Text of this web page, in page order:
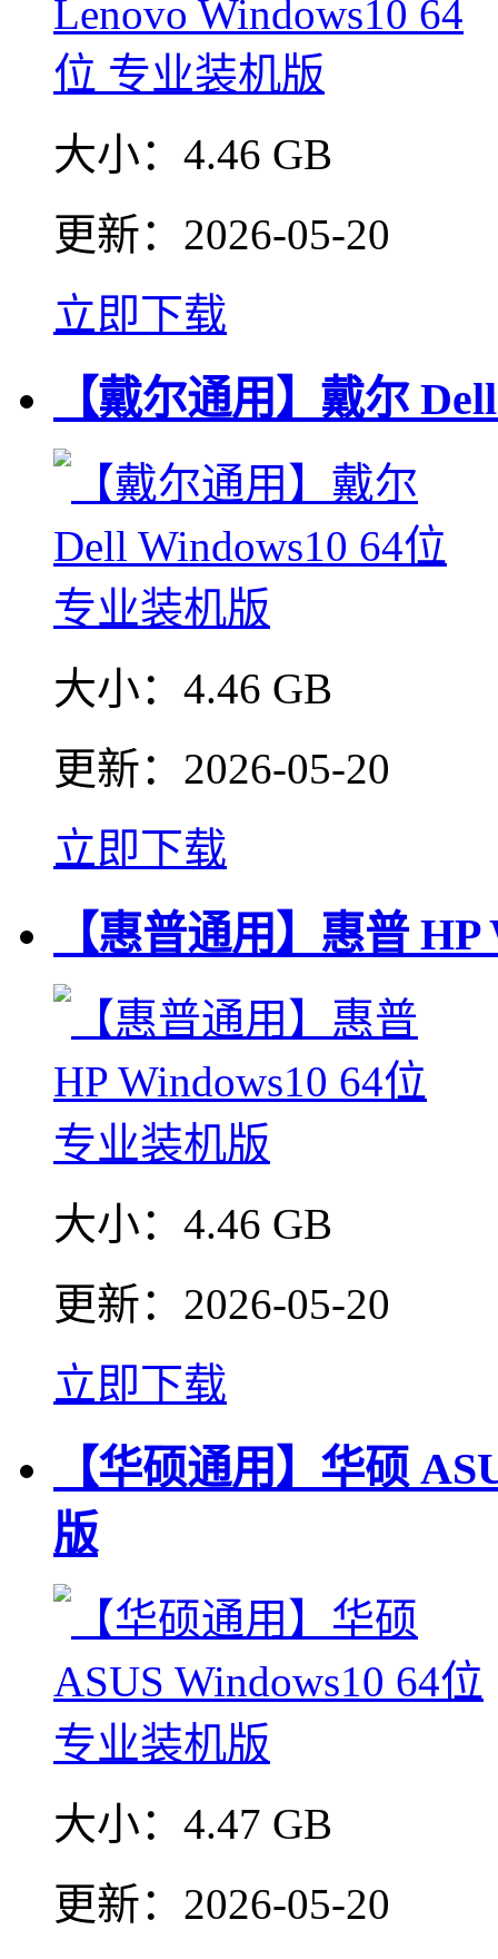
大小： 4.46 GB
更新： 2026-05-20
立即下载
【戴尔通用】戴尔
大小： 4.46 GB
更新： 2026-05-20
立即下载
【惠普通用】惠普
大小： 4.46 GB
更新： 2026-05-20
立即下载
【华硕通用】华硕
版
大小： 4.47 GB
更新： 2026-05-20